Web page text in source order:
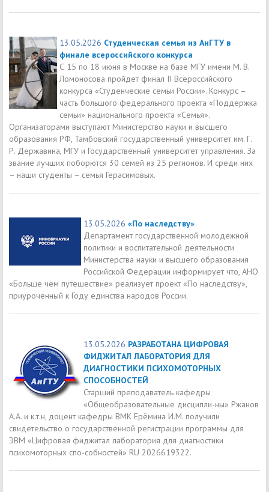
13.05.2026 Студенческая семья из АнГТУ в
финале всероссийского конкурса
С 15 по 18 июня в Москве на базе МГУ имени М. В.
Ломоносова пройдет финал II Всероссийского
конкурса «Студенческие семьи России». Конкурс –
часть большого федерального проекта «Поддержка
семьи» национального проекта «Семья».
Организаторами выступают Министерство науки и высшего
образования РФ, Тамбовский государственный университет им. Г.
Р. Державина, МГУ и Государственный университет управления. За
звание лучших поборются 30 семей из 25 регионов. И среди них
– наши студенты – семья Герасимовых.
13.05.2026 «По наследству»
Департамент государственной молодежной
политики и воспитательной деятельности
Министерства науки и высшего образования
Российской Федерации информирует что, АНО
«Больше чем путешествие» реализует проект «По наследству»,
приуроченный к Году единства народов России.
13.05.2026 РАЗРАБОТАНА ЦИФРОВАЯ
ФИДЖИТАЛ ЛАБОРАТОРИЯ ДЛЯ
ДИАГНОСТИКИ ПСИХОМОТОРНЫХ
СПОСОБНОСТЕЙ
Старший преподаватель кафедры
«Общеобразовательные дисципли-ны» Ржанов
А.А. и к.т.н, доцент кафедры ВМК Ерёмина И.М. получили
свидетельство о государственной регистрации программы для
ЭВМ «Цифровая фиджитал лаборатория для диагностики
психомоторных спо-собностей» RU 2026619322.